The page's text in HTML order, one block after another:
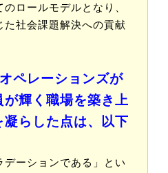
ロールモデルとなり、
た社会課題解決への貢献
ペレーションズが
輝く職場を築き上
らした点は、以下
デーションである」とい